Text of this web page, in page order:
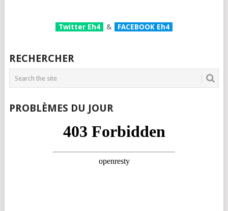
Twitter Eh4 & FACEBOOK Eh4
RECHERCHER
PROBLÈMES DU JOUR